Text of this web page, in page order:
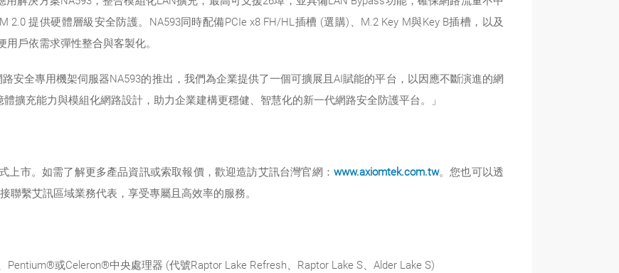
2.0 提供硬體層級安全防護。NA593同時配備PCIe x8 FH/HL插槽 (選購)、M.2 Key M與Key B插槽，以及
戶依需求彈性整合與客製化。
安全專用機架伺服器NA593的推出，我們為企業提供了一個可擴展且AI賦能的平台，以因應不斷演進的網
擴充能力與模組化網路設計，助力企業建構更穩健、智慧化的新一代網路安全防護平台。」
上市。如需了解更多產品資訊或索取報價，歡迎造訪艾訊台灣官網： www.axiomtek.com.tw。您也可以透
聯繫艾訊區域業務代表，享受專屬且高效率的服務。
或Celeron®中央處理器 (代號Raptor Lake Refresh、Raptor Lake S、Alder Lake S)